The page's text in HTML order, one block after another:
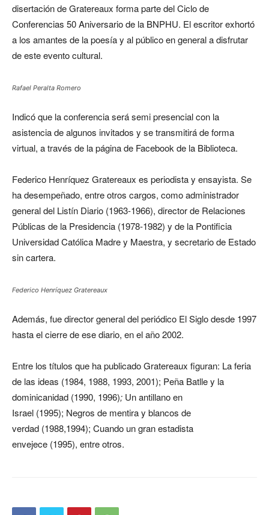
disertación de Gratereaux forma parte del Ciclo de
Conferencias 50 Aniversario de la BNPHU. El escritor exhortó
a los amantes de la poesía y al público en general a disfrutar
de este evento cultural.
Rafael Peralta Romero
Indicó que la conferencia será semi presencial con la
asistencia de algunos invitados y se transmitirá de forma
virtual, a través de la página de Facebook de la Biblioteca.
Federico Henríquez Gratereaux es periodista y ensayista. Se
ha desempeñado, entre otros cargos, como administrador
general del Listín Diario (1963-1966), director de Relaciones
Públicas de la Presidencia (1978-1982) y de la Pontificia
Universidad Católica Madre y Maestra, y secretario de Estado
sin cartera.
Federico Henríquez Gratereaux
Además, fue director general del periódico El Siglo desde 1997
hasta el cierre de ese diario, en el año 2002.
Entre los títulos que ha publicado Gratereaux figuran: La feria
de las ideas (1984, 1988, 1993, 2001); Peña Batlle y la
dominicanidad (1990, 1996); Un antillano en
Israel (1995); Negros de mentira y blancos de
verdad (1988,1994); Cuando un gran estadista
envejece (1995), entre otros.